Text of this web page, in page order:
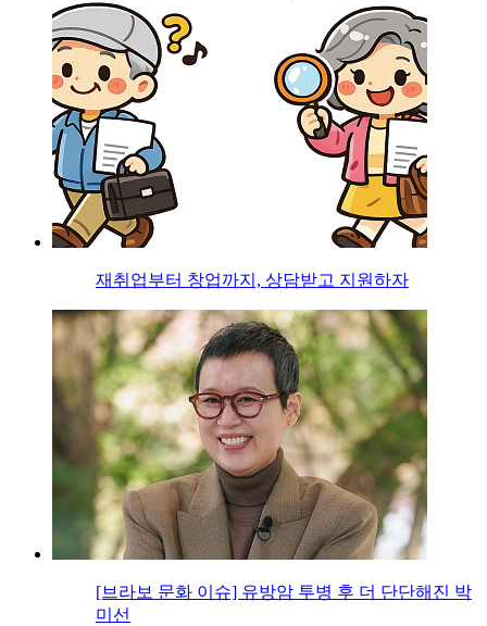
재취업부터 창업까지, 상담받고 지원하자
[브라보 문화 이슈] 유방암 투병 후 더 단단해진 박
미선